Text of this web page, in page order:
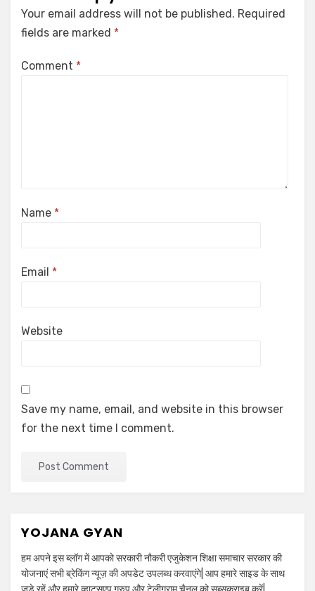
Your email address will not be published. Required
fields are marked *
Comment *
Name *
Email *
Website
Save my name, email, and website in this browser
for the next time I comment.
YOJANA GYAN
हम अपने इस ब्लॉग में आपको सरकारी नौकरी एजुकेशन शिक्षा समाचार सरकार की
योजनाएं सभी ब्रेकिंग न्यूज़ की अपडेट उपलब्ध करवाएंगे| आप हमारे साइड के साथ